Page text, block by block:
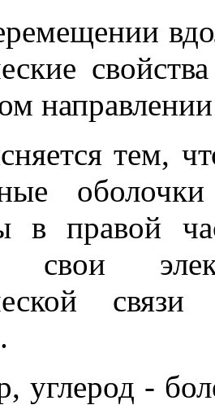
тем,
в правой
свои
углерод -